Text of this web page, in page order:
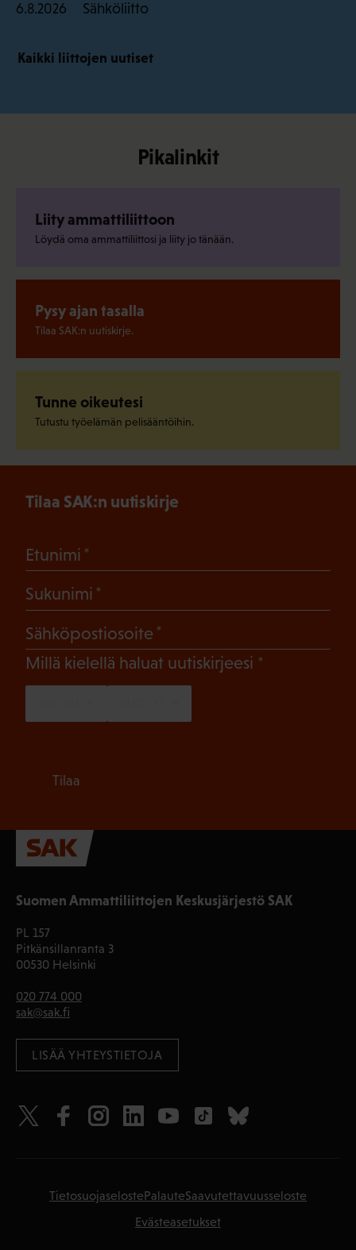
6.8.2026 Sähköliitto
Kaikki liittojen uutiset
Pikalinkit
Liity ammattiliittoon
Löydä oma ammattiliittosi ja liity jo tänään.
Pysy ajan tasalla
Tilaa SAK:n uutiskirje.
Tunne oikeutesi
Tutustu työelämän pelisääntöihin.
Suomen Ammattiliittojen Keskusjärjestö SAK
PL 157
Pitkänsillanranta 3
00530 Helsinki
020 774 000
sak@sak.fi
LISÄÄ YHTEYSTIETOJA
Tilaa SAK:n uutiskirje
Etunimi
Sukunimi
Sähköpostiosoite
Millä kielellä haluat uutiskirjeesi (Pakollinen)
Tilaa
TietosuojaselostePalauteSaavutettavuusseloste
Evästeasetukset